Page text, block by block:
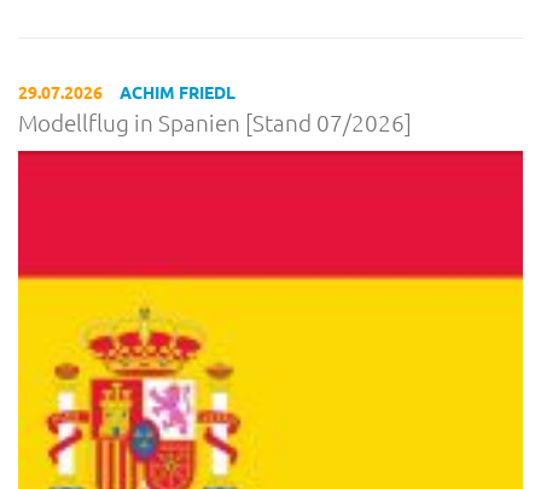
29.07.2026 ACHIM FRIEDL
Modellflug in Spanien [Stand 07/2026]